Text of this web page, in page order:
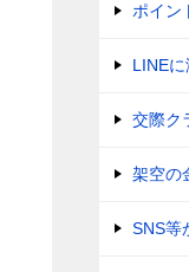
ポイン
LINE
交際ク
架空の
SNS等